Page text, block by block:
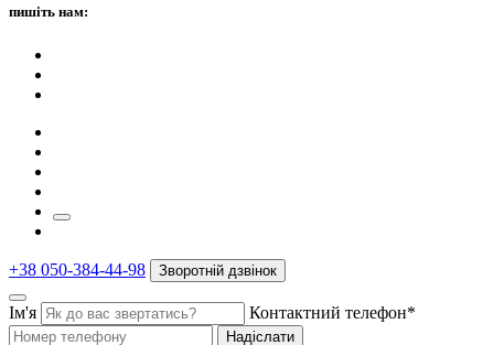
пишіть нам:
+38 050-384-44-98 Зворотній дзвінок
Ім'я Контактний телефон*
Надіслати